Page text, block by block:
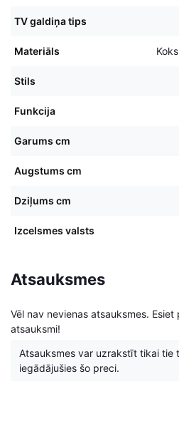
TV galdiņa tips
Materiāls
Stils
Funkcija
Garums cm
Augstums cm
Dziļums cm
Izcelsmes valsts
Atsauksmes
Vēl nav nevienas atsauksmes.
atsauksmi!
Atsauksmes var uzrakstīt tikai tie
iegādājušies šo preci.